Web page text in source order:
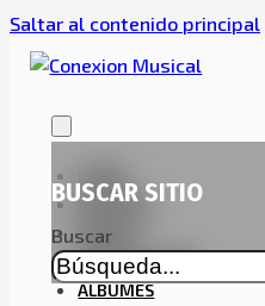
Saltar al contenido principal
BUSCAR SITIO
Buscar
ARTISTAS
MÚSICA
PRODUCTORES
ALBUMES